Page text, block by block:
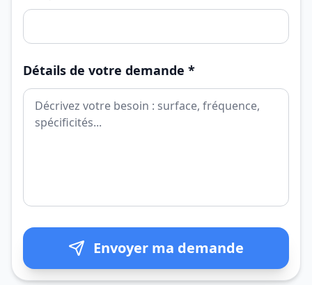
Détails de votre demande *
Envoyer ma demande